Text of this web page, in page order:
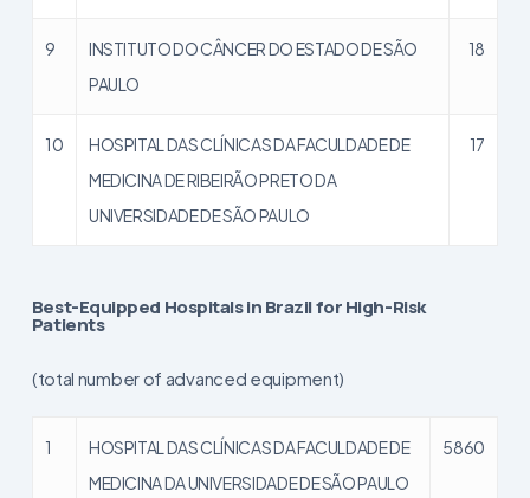
9
INSTITUTO DO CÂNCER DO ESTADO DE SÃO
PAULO
18
10
HOSPITAL DAS CLÍNICAS DA FACULDADE DE
MEDICINA DE RIBEIRÃO PRETO DA
UNIVERSIDADE DE SÃO PAULO
17
Best-Equipped Hospitals in Brazil for High-Risk
Patients
(total number of advanced equipment)
1
HOSPITAL DAS CLÍNICAS DA FACULDADE DE
MEDICINA DA UNIVERSIDADE DE SÃO PAULO
5860